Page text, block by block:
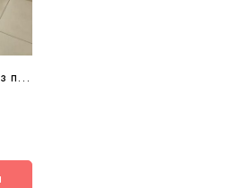
Пижама топ с брюками из полупрозрачного шифона